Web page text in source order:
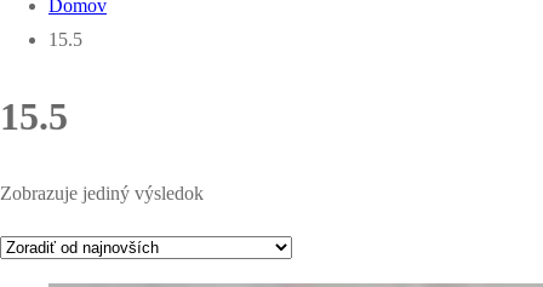
Domov
15.5
15.5
Zobrazuje jediný výsledok